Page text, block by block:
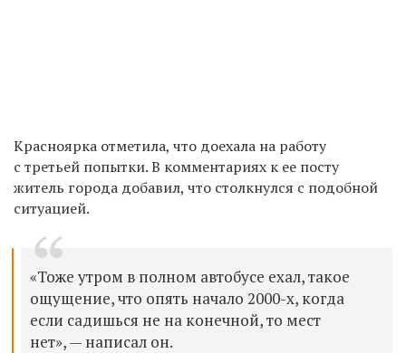
Красноярка отметила, что доехала на работу
с третьей попытки. В комментариях к ее посту
житель города добавил, что столкнулся с подобной
ситуацией.
«Тоже утром в полном автобусе ехал, такое
ощущение, что опять начало 2000-х, когда
если садишься не на конечной, то мест
нет», — написал он.